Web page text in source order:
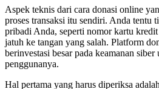
Aspek teknis dari cara donasi online
proses transaksi itu sendiri. Anda tentu
pribadi Anda, seperti nomor kartu
jatuh ke tangan yang salah. Platform
berinvestasi besar pada keamanan
penggunanya.
Hal pertama yang harus diperiksa